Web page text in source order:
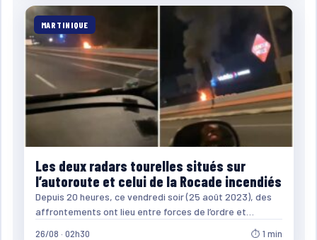
MARTINIQUE
Les deux radars tourelles situés sur
l’autoroute et celui de la Rocade incendiés
Depuis 20 heures, ce vendredi soir (25 août 2023), des
affrontements ont lieu entre forces de l’ordre et…
26/08 · 02h30 ⏱ 1 min